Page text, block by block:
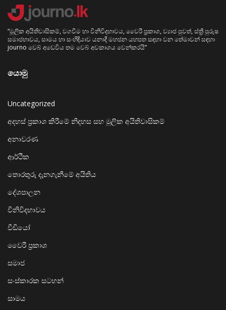
“මූලික අයිතිවාසිකම්, වගවීම හා විනිවිදභාවය, වෛරී ප්‍රකාශ, ව්‍යාජ පුවත්, ස්ත්‍රී පුරුෂ
සමාජභාවය, සාමය හා සංහිඳියාව යනාදී මහජන යහපත සඳහා වන තේමාවන් සඳහා
journo වෙබ් අඩෙවිය තම වෙබ් අවකාශය වෙන්කරයි”
යොමු
Uncategorized
අදහස් ප්‍රකාශ කිරීමේ නිදහස සහ මූලික අයිතිවාසිකම්
අනාවරණ
ආර්ථික
තොරතුරු දැනගැනීමේ අයිතිය
දේශපාලන
විනිවිදභාවය
වීඩියෝ
වෛරී ප්‍රකාශ
සමාජ
සංස්කාරක සටහන්
සාමය